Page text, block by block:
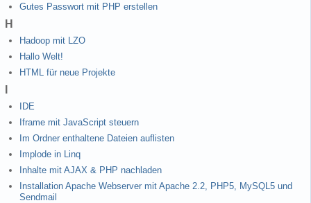
Gutes Passwort mit PHP erstellen
H
Hadoop mit LZO
Hallo Welt!
HTML für neue Projekte
IDE
Iframe mit JavaScript steuern
Im Ordner enthaltene Dateien auflisten
Implode in Linq
Inhalte mit AJAX & PHP nachladen
Installation Apache Webserver mit Apache 2.2, PHP5, MySQL5 und
Sendmail